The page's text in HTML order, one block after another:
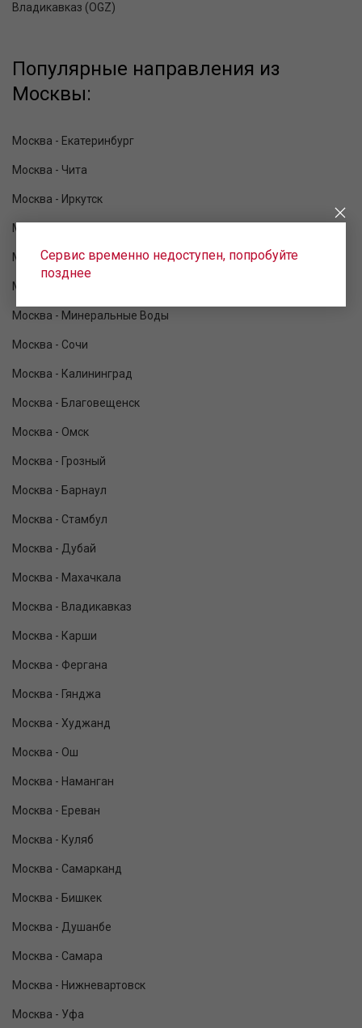
Владикавказ (OGZ)
Популярные направления из
Москвы:
Москва - Екатеринбург
Москва - Чита
Москва - Иркутск
Москва - Краснодар
Москва - Геленджик
Москва - Сухум
Москва - Минеральные Воды
Москва - Сочи
Москва - Калининград
Москва - Благовещенск
Москва - Омск
Москва - Грозный
Москва - Барнаул
Москва - Стамбул
Москва - Дубай
Москва - Махачкала
Москва - Владикавказ
Москва - Карши
Москва - Фергана
Москва - Гянджа
Москва - Худжанд
Москва - Ош
Москва - Наманган
Москва - Ереван
Москва - Куляб
Москва - Самарканд
Москва - Бишкек
Москва - Душанбе
Москва - Самара
Москва - Нижневартовск
Москва - Уфа
Сервис временно недоступен, попробуйте
позднее